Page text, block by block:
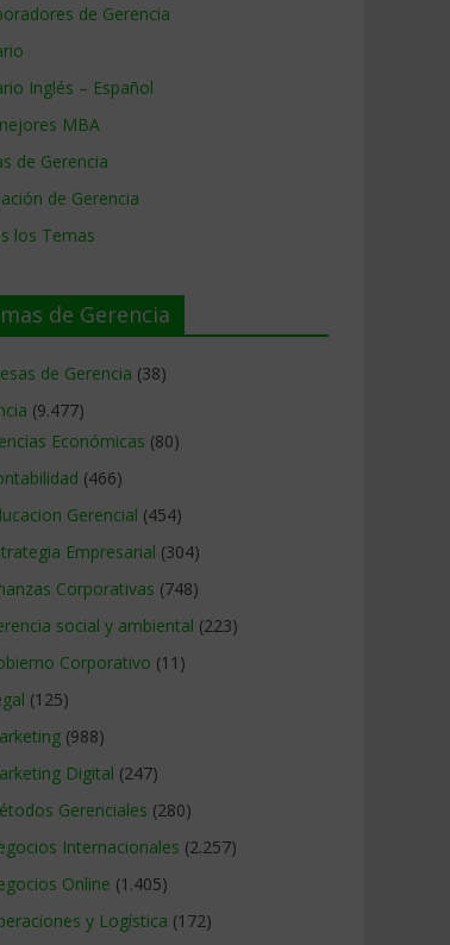
de Gerencia
Inglés – Español
MBA
de Gerencia
de Gerencia
los Temas
de Gerencia
de Gerencia (38)
(9.477)
Económicas (80)
(466)
Gerencial (454)
Empresarial (304)
Corporativas (748)
social y ambiental (223)
Corporativo (11)
(125)
(988)
Digital (247)
Gerenciales (280)
Internacionales (2.257)
Online (1.405)
y Logística (172)